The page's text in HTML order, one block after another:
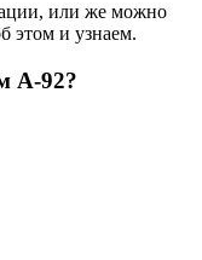
или же можно
этом и узнаем.
А-92?